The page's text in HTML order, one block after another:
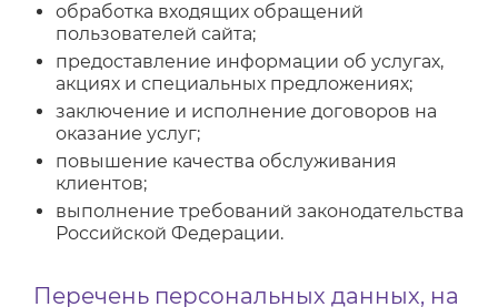
обработка входящих обращений
пользователей сайта;
предоставление информации об услугах,
акциях и специальных предложениях;
заключение и исполнение договоров на
оказание услуг;
повышение качества обслуживания
клиентов;
выполнение требований законодательства
Российской Федерации.
Перечень персональных данных, на